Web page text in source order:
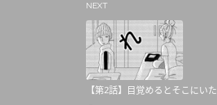
NEXT
【第2話】目覚めるとそこにいた